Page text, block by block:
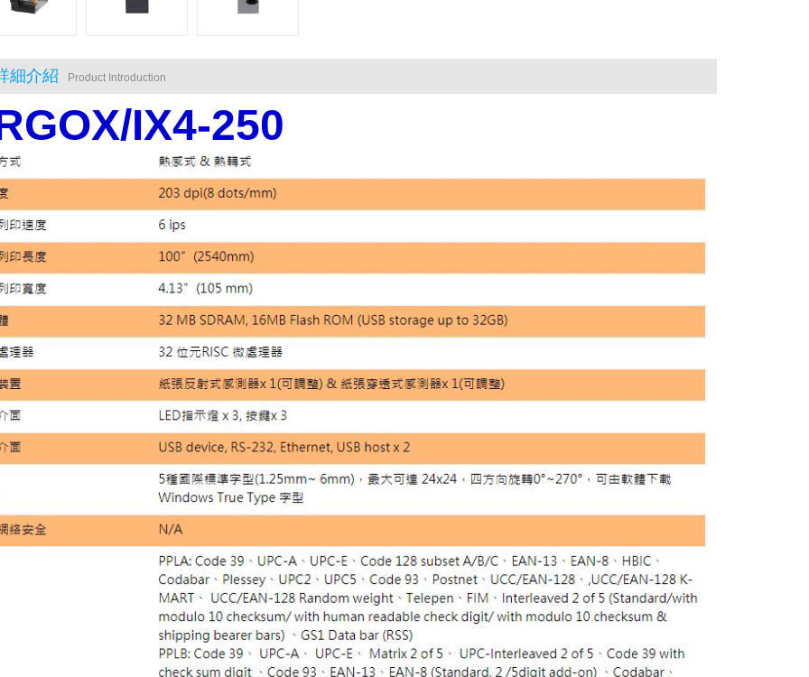
細介紹 Product Introduction
IX4-250